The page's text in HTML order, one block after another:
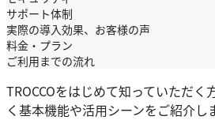
サポート体制
実際の導入効果、お客様の声
料金・プラン
ご利用までの流れ
TROCCOをはじめて知っていただく
く基本機能や活用シーンをご紹介し